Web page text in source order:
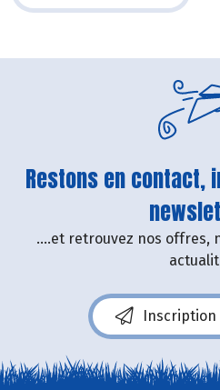
Restons en contact,
....et retrouvez nos offres,